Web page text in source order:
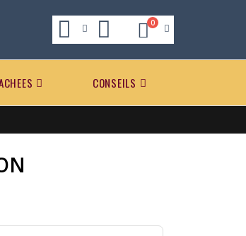
0
CONSEILS